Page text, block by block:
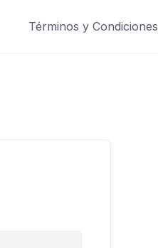
Términos y Condiciones